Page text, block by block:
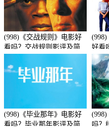
(998)《交战规则》电影好
看吗？交战规则影评及简
好看
及简
(998)《毕业那年》电影好
看吗？毕业那年影评及简
吗？